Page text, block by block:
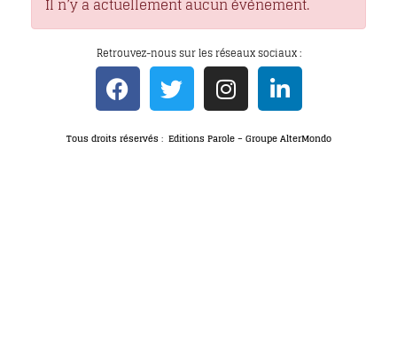
Il n’y a actuellement aucun évènement.
Retrouvez-nous sur les réseaux sociaux :
Tous droits réservés : Editions Parole – Groupe AlterMondo